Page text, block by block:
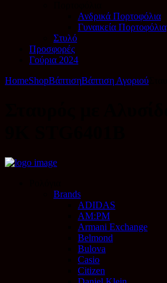
Ανδρικά Πορτοφόλια
Γυναικεία Πορτοφόλια
Στυλό
Προσφορές
Γούρια 2024
HomeShopΒάπτισηΒάπτιση Αγοριού
Brands
ADIDAS
AM:PM
Armani Exchange
Belmond
Bulova
Casio
Citizen